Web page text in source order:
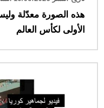
هذه الصورة معدّلة
الأولى لكأس العالم